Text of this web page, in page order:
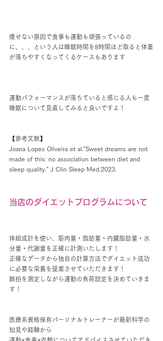
痩せない原因で食事も運動も頑張っているの
に、、、という人は睡眠時間を8時間ほど取ると体重
が落ちやすくなってくるケースもあります
運動パフォーマンスが落ちていると感じる人も一度
睡眠について見直してみると良いですよ！
【参考文献】
Joana Lopes Oliveira et al."Sweet dreams are not
made of this: no association between diet and
sleep quality." J Clin Sleep Med.2023.
当店のダイエットプログラムについて
体組成計を使い、筋肉量・脂肪量・内臓脂肪量・水
分量・代謝量を正確に計測いたします！
正確なデータから独自の計算方法でダイエット成功
に必要な栄養を提案させていただきます！
脈拍を測定しながら運動の負荷設定を決めていきま
す！
医療系資格保有パーソナルトレーナーが最新科学の
知見や経験から